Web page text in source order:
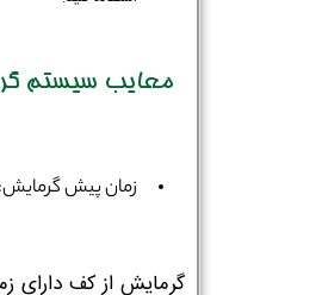
معایب سیستم
زمان پیش گرمایش: